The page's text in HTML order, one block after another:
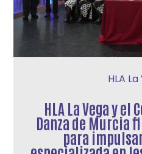
HLA
HLA La Vega y el
Danza de Murcia
para